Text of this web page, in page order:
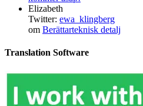
Elizabeth
Twitter: ewa_klingberg
om Berättarteknisk detalj
Translation Software